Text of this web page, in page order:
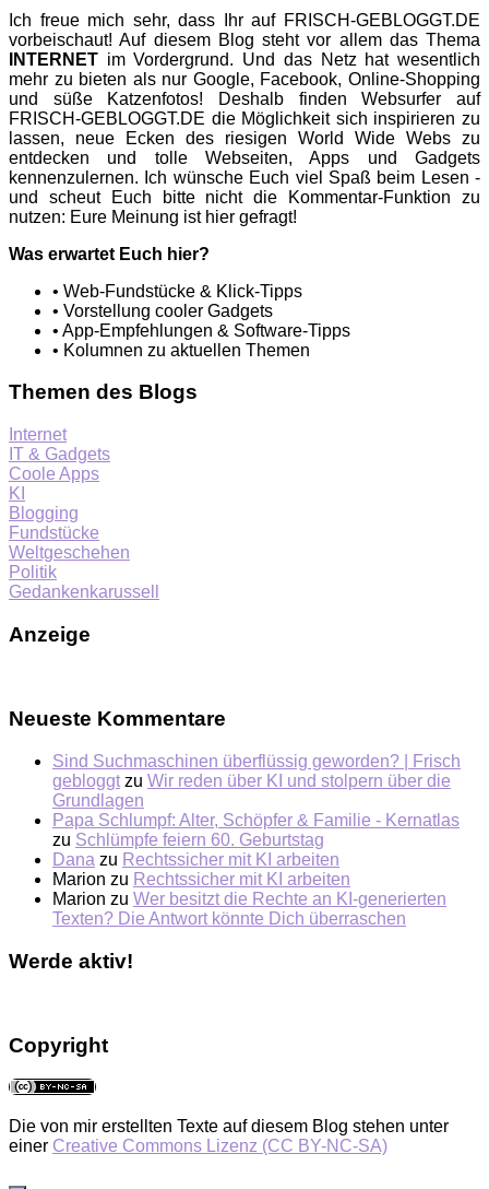
Ich freue mich sehr, dass Ihr auf FRISCH-GEBLOGGT.DE
vorbeischaut! Auf diesem Blog steht vor allem das Thema
INTERNET im Vordergrund. Und das Netz hat wesentlich
mehr zu bieten als nur Google, Facebook, Online-Shopping
und süße Katzenfotos! Deshalb finden Websurfer auf
FRISCH-GEBLOGGT.DE die Möglichkeit sich inspirieren zu
lassen, neue Ecken des riesigen World Wide Webs zu
entdecken und tolle Webseiten, Apps und Gadgets
kennenzulernen. Ich wünsche Euch viel Spaß beim Lesen -
und scheut Euch bitte nicht die Kommentar-Funktion zu
nutzen: Eure Meinung ist hier gefragt!
Was erwartet Euch hier?
• Web-Fundstücke & Klick-Tipps
• Vorstellung cooler Gadgets
• App-Empfehlungen & Software-Tipps
• Kolumnen zu aktuellen Themen
Themen des Blogs
Internet
IT & Gadgets
Coole Apps
KI
Blogging
Fundstücke
Weltgeschehen
Politik
Gedankenkarussell
Anzeige
Neueste Kommentare
Sind Suchmaschinen überflüssig geworden? | Frisch
gebloggt zu Wir reden über KI und stolpern über die
Grundlagen
Papa Schlumpf: Alter, Schöpfer & Familie - Kernatlas
zu Schlümpfe feiern 60. Geburtstag
Dana zu Rechtssicher mit KI arbeiten
Marion zu Rechtssicher mit KI arbeiten
Marion zu Wer besitzt die Rechte an KI-generierten
Texten? Die Antwort könnte Dich überraschen
Werde aktiv!
Copyright
Die von mir erstellten Texte auf diesem Blog stehen unter
einer Creative Commons Lizenz (CC BY-NC-SA)